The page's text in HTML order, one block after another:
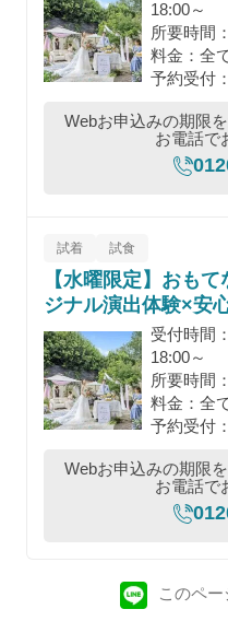
18:00～
所要時間
料金：全
予約受付
Webお申込みの期限
お電話で
試着 試食
【水曜限定】おも
ジナル演出体験×安
受付時間
18:00～
所要時間
料金：全
予約受付
Webお申込みの期限
お電話で
このペ